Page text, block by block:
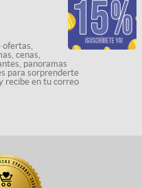
ofertas,
cenas,
panoramas
para sorprenderte
recibe en tu correo